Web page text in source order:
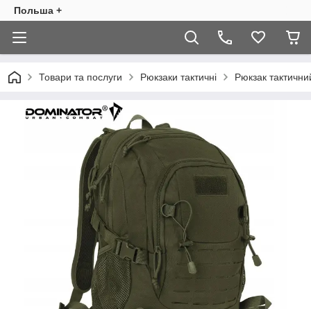
Польша +
Товари та послуги Рюкзаки тактичні Рюкзак